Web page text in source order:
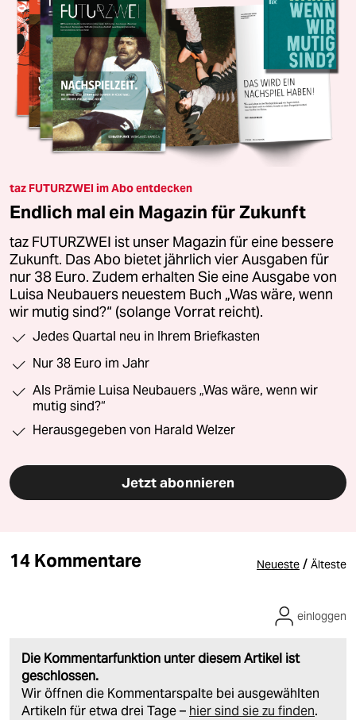
taz FUTURZWEI im Abo entdecken
Endlich mal ein Magazin für Zukunft
taz FUTURZWEI ist unser Magazin für eine bessere
Zukunft. Das Abo bietet jährlich vier Ausgaben für
nur 38 Euro. Zudem erhalten Sie eine Ausgabe von
Luisa Neubauers neuestem Buch „Was wäre, wenn
wir mutig sind?“ (solange Vorrat reicht).
Jedes Quartal neu in Ihrem Briefkasten
Nur 38 Euro im Jahr
Als Prämie Luisa Neubauers „Was wäre, wenn wir
mutig sind?“
Herausgegeben von Harald Welzer
Jetzt abonnieren
14 Kommentare Neueste / Älteste
Die Kommentarfunktion unter diesem Artikel ist
geschlossen.
Wir öffnen die Kommentarspalte bei ausgewählten
Artikeln für etwa drei Tage – hier sind sie zu finden.
einloggen